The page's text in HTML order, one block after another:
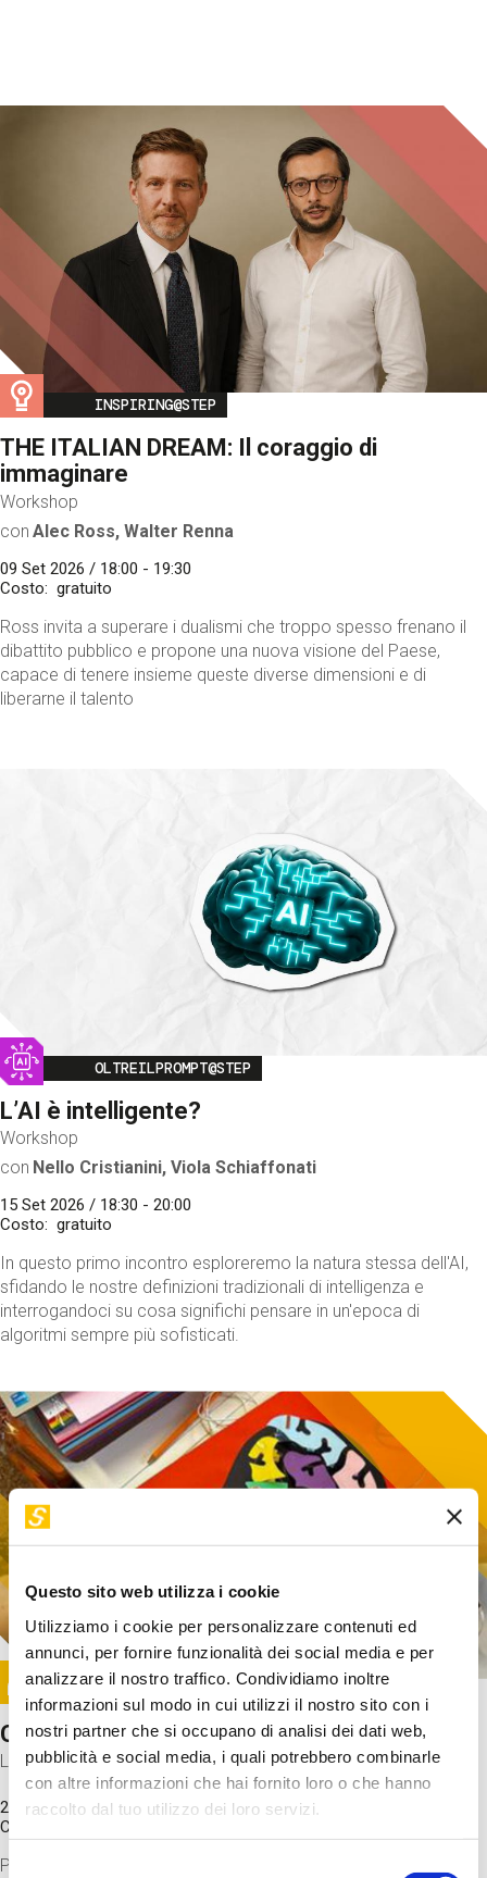
Questo sito web utilizza i cookie
Utilizziamo i cookie per personalizzare contenuti ed
annunci, per fornire funzionalità dei social media e per
analizzare il nostro traffico. Condividiamo inoltre
informazioni sul modo in cui utilizzi il nostro sito con i
nostri partner che si occupano di analisi dei dati web,
pubblicità e social media, i quali potrebbero combinarle
con altre informazioni che hai fornito loro o che hanno
raccolto dal tuo utilizzo dei loro servizi.
Selezione
Image
INSPIRING@STEP
THE ITALIAN DREAM: Il coraggio di
immaginare
Workshop
con Alec Ross, Walter Renna
09 Set 2026 / 18:00 - 19:30
Costo
gratuito
Ross invita a superare i dualismi che troppo spesso frenano il
dibattito pubblico e propone una nuova visione del Paese,
capace di tenere insieme queste diverse dimensioni e di
liberarne il talento
Image
OLTREILPROMPT@STEP
L’AI è intelligente?
Workshop
con Nello Cristianini, Viola Schiaffonati
15 Set 2026 / 18:30 - 20:00
Costo
gratuito
In questo primo incontro esploreremo la natura stessa dell'AI,
sfidando le nostre definizioni tradizionali di intelligenza e
interrogandoci su cosa significhi pensare in un'epoca di
algoritmi sempre più sofisticati.
Image
SUNDAY@STEP
Come funziona il cervello?
Laboratorio
20 Set 2026 / 11:15 - 13:00
Costo
Proveremo a costruire un cervello in cartoncino cercando di